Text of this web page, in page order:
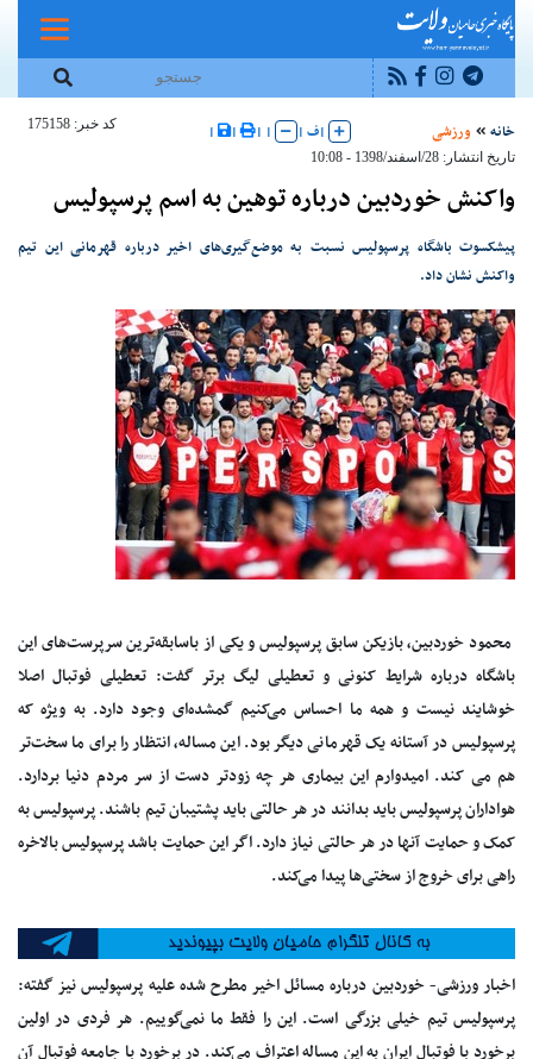
خانه ورزشی |ف |
|
|
|
|
کد خبر: 175158
تاریخ انتشار: 28/اسفند/1398 - 10:08
واکنش خوردبین درباره توهین به اسم پرسپولیس
پیشکسوت باشگاه پرسپولیس نسبت به موضع‌گیری‌های اخیر درباره قهرمانی این تیم
واکنش نشان داد.
محمود خوردبین، بازیکن سابق پرسپولیس و یکی از باسابقه‌ترین سرپرست‌های این
باشگاه درباره شرایط کنونی و تعطیلی لیگ برتر گفت: تعطیلی فوتبال اصلا
خوشایند نیست و همه ما احساس می‌کنیم گمشده‌ای وجود دارد. به ویژه که
پرسپولیس در آستانه یک قهرمانی دیگر بود. این مساله، انتظار را برای ما سخت‌تر
هم می کند. امیدوارم این بیماری هر چه زودتر دست از سر مردم دنیا بردارد.
هواداران پرسپولیس باید بدانند در هر حالتی باید پشتیبان تیم باشند. پرسپولیس به
کمک و حمایت آنها در هر حالتی نیاز دارد. اگر این حمایت باشد پرسپولیس بالاخره
راهی برای خروج از سختی‌ها پیدا می‌کند.
اخبار ورزشی- خوردبین درباره مسائل اخیر مطرح شده علیه پرسپولیس نیز گفته:
پرسپولیس تیم خیلی بزرگی است. این را فقط ما نمی‌گوییم. هر فردی در اولین
برخورد با فوتبال ایران به این مساله اعتراف می‌کند. در برخورد با جامعه فوتبال آن